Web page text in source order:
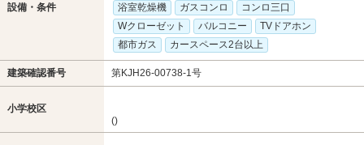
設備・条件
浴室乾燥機
ガスコンロ
コンロ三口
Wクローゼット
バルコニー
TVドアホン
都市ガス
カースペース2台以上
建築確認番号 第KJH26-00738-1号
小学校区
()